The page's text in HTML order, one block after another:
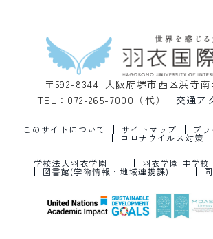
〒592-8344 大阪府堺市西区浜寺
TEL：072-265-7000（代）
交通ア
このサイトについて サイトマップ プ
コロナウイルス対策
学校法人羽衣学園 羽衣学園 中学校
図書館(学術情報・地域連携課)